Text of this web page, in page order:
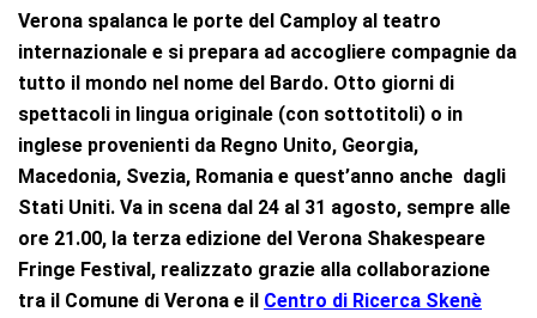
Verona spalanca le porte del Camploy al teatro
internazionale e si prepara ad accogliere compagnie da
tutto il mondo nel nome del Bardo. Otto giorni di
spettacoli in lingua originale (con sottotitoli) o in
inglese provenienti da Regno Unito, Georgia,
Macedonia, Svezia, Romania e quest’anno anche dagli
Stati Uniti. Va in scena dal 24 al 31 agosto, sempre alle
ore 21.00, la terza edizione del Verona Shakespeare
Fringe Festival, realizzato grazie alla collaborazione
tra il Comune di Verona e il Centro di Ricerca Skenè